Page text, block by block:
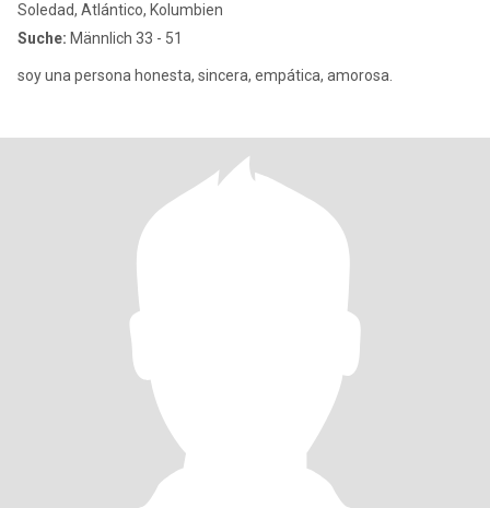
Soledad, Atlántico, Kolumbien
Suche: Männlich 33 - 51
soy una persona honesta, sincera, empática, amorosa.